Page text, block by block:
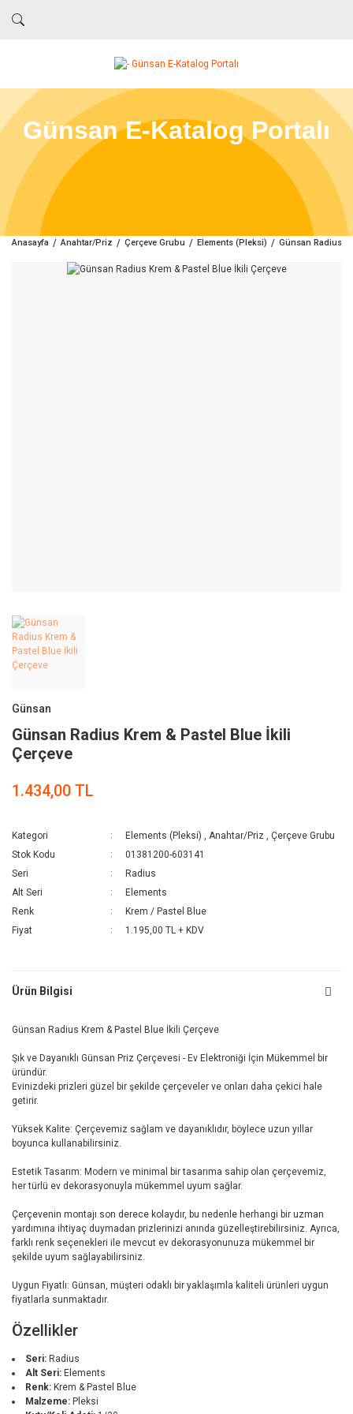
Günsan E-Katalog Portalı
Anasayfa Anahtar/Priz Çerçeve Grubu Elements (Pleksi) Günsan Radius
Günsan
Günsan Radius Krem & Pastel Blue İkili
Çerçeve
1.434,00 TL
Kategori Elements (Pleksi) ,Anahtar/Priz ,Çerçeve Grubu
Stok Kodu
01381200-603141
Seri
Radius
Alt Seri
Elements
Renk
Krem / Pastel Blue
Fiyat
1.195,00 TL + KDV
Ürün Bilgisi
Günsan Radius Krem & Pastel Blue İkili Çerçeve
Şık ve Dayanıklı Günsan Priz Çerçevesi - Ev Elektroniği İçin Mükemmel bir
üründür.
Evinizdeki prizleri güzel bir şekilde çerçeveler ve onları daha çekici hale
getirir.
Yüksek Kalite: Çerçevemiz sağlam ve dayanıklıdır, böylece uzun yıllar
boyunca kullanabilirsiniz.
Estetik Tasarım: Modern ve minimal bir tasarıma sahip olan çerçevemiz,
her türlü ev dekorasyonuyla mükemmel uyum sağlar.
Çerçevenin montajı son derece kolaydır, bu nedenle herhangi bir uzman
yardımına ihtiyaç duymadan prizlerinizi anında güzelleştirebilirsiniz. Ayrıca,
farklı renk seçenekleri ile mevcut ev dekorasyonunuza mükemmel bir
şekilde uyum sağlayabilirsiniz.
Uygun Fiyatlı: Günsan, müşteri odaklı bir yaklaşımla kaliteli ürünleri uygun
fiyatlarla sunmaktadır.
Özellikler
Seri: Radius
Alt Seri: Elements
Renk: Krem & Pastel Blue
Malzeme: Pleksi